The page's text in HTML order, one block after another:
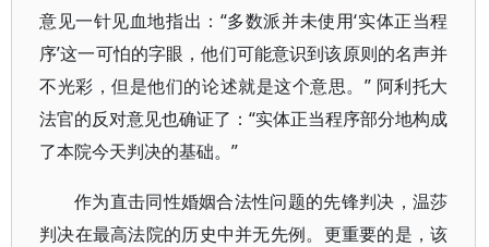
意见一针见血地指出：“多数派并未使用‘实体正当程
序’这一可怕的字眼，他们可能意识到该原则的名声并
不光彩，但是他们的论述就是这个意思。” 阿利托大
法官的反对意见也确证了：“实体正当程序部分地构成
了本院今天判决的基础。”
作为直击同性婚姻合法性问题的先锋判决，温莎
判决在最高法院的历史中并无先例。更重要的是，该